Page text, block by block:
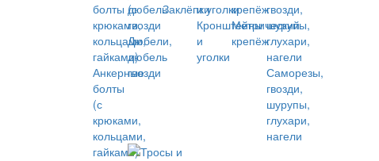
Анкерные
болты
(с
крюками,
кольцами,
гайками)
Дюбели,
дюбель
гвозди
Заклёпки
Кронштейны
и
уголки
Метрический
крепёж
Саморезы,
гвозди,
шурупы,
глухари,
нагели